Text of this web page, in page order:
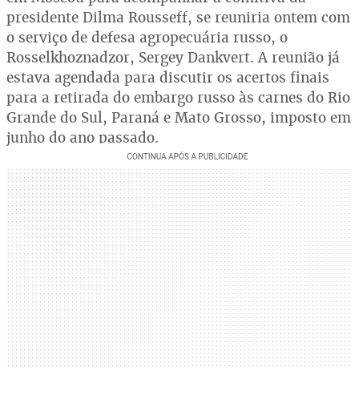
presidente Dilma Rousseff, se reuniria ontem com
o serviço de defesa agropecuária russo, o
Rosselkhoznadzor, Sergey Dankvert. A reunião já
estava agendada para discutir os acertos finais
para a retirada do embargo russo às carnes do Rio
Grande do Sul, Paraná e Mato Grosso, imposto em
junho do ano passado.